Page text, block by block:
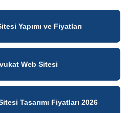
Yapımı ve Fiyatları
Web Sitesi
Tasarımı Fiyatları 2026